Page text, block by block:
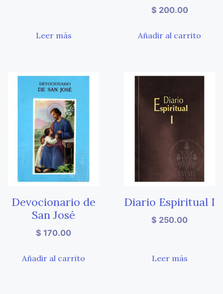
Leer más
$ 200.00
Añadir al carrito
Devocionario de
San José
$ 170.00
Añadir al carrito
Diario Espiritual I
$ 250.00
Leer más